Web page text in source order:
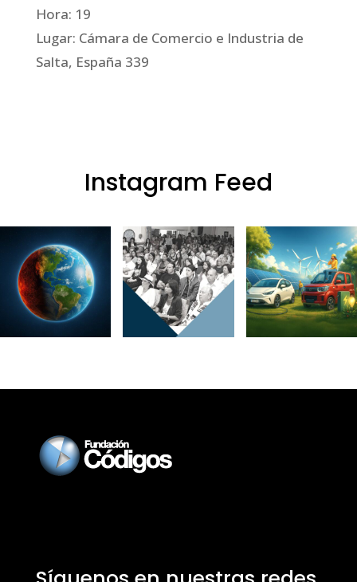
Hora: 19
Lugar: Cámara de Comercio e Industria de
Salta, España 339
Instagram Feed